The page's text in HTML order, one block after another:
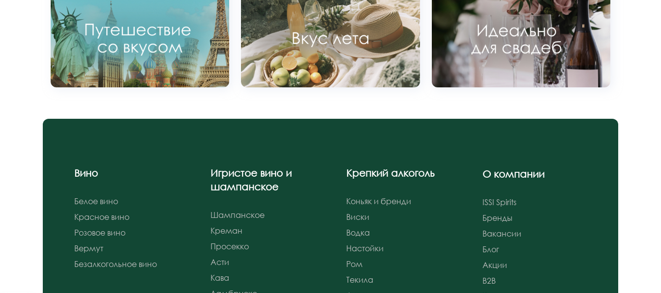
Вино
Белое вино
Красное вино
Розовое вино
Вермут
Безалкогольное вино
Игристое вино и
шампанское
Шампанское
Креман
Просекко
Асти
Кава
Крепкий алкоголь
Коньяк и бренди
Виски
Водка
Настойки
Ром
Текила
О компании
ISSI Spirits
Бренды
Вакансии
Блог
Акции
B2B